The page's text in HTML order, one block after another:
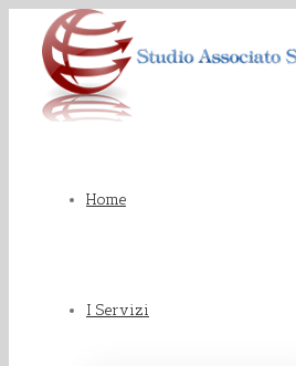
Home
I Servizi